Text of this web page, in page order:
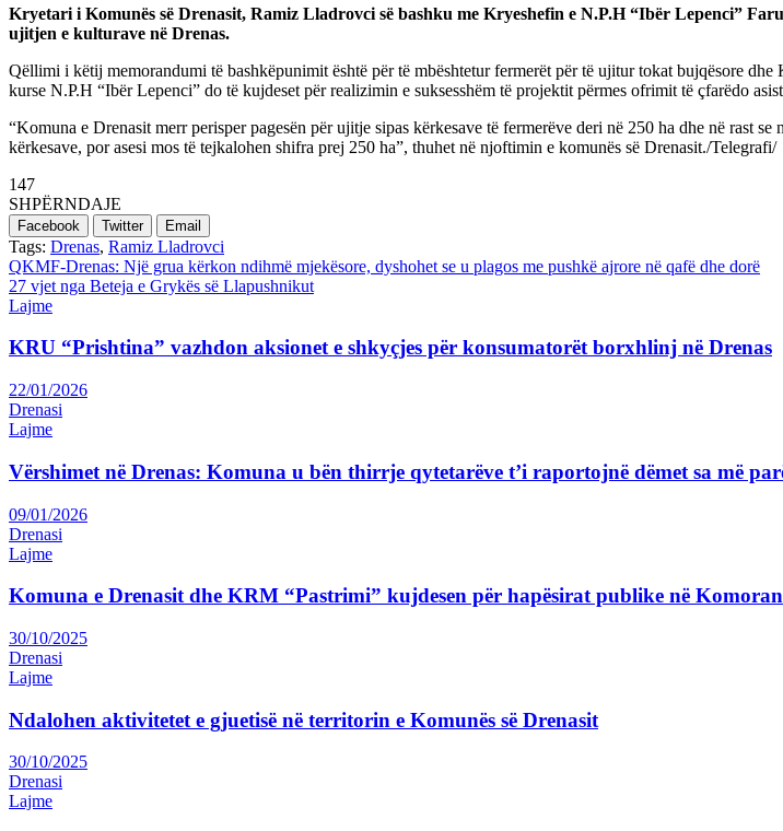
Kryetari i Komunës së Drenasit, Ramiz Lladrovci së bashku me Kryeshefin e N.P.H “Ibër Lepenci”
ujitjen e kulturave në Drenas.
Qëllimi i këtij memorandumi të bashkëpunimit është për të mbështetur fermerët për të ujitur tokat bujqësore
kurse N.P.H “Ibër Lepenci” do të kujdeset për realizimin e suksesshëm të projektit përmes ofrimit të çfarëdo
“Komuna e Drenasit merr perisper pagesën për ujitje sipas kërkesave të fermerëve deri në 250 ha dhe në rast
kërkesave, por asesi mos të tejkalohen shifra prej 250 ha”, thuhet në njoftimin e komunës së Drenasit./Telegrafi/
147
SHPËRNDAJE
Facebook Twitter Email
Tags: Drenas, Ramiz Lladrovci
Post
navigation
QKMF-Drenas: Një grua kërkon ndihmë mjekësore, dyshohet se u plagos me pushkë ajrore në qafë dhe dorë
27 vjet nga Beteja e Grykës së Llapushnikut
Lajme
KRU “Prishtina” vazhdon aksionet e shkyçjes për konsumatorët borxhlinj në Drenas
22/01/2026
Drenasi
Lajme
Vërshimet në Drenas: Komuna u bën thirrje qytetarëve t’i raportojnë dëmet sa më
09/01/2026
Drenasi
Lajme
Komuna e Drenasit dhe KRM “Pastrimi” kujdesen për hapësirat publike në Komoran
30/10/2025
Drenasi
Lajme
Ndalohen aktivitetet e gjuetisë në territorin e Komunës së Drenasit
30/10/2025
Drenasi
Lajme